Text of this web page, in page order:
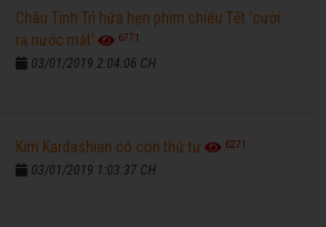
Châu Tinh Trì hứa hẹn phim chiếu Tết 'cười
ra nước mắt'
6771
03/01/2019 2:04:06 CH
Kim Kardashian có con thứ tư 6271
03/01/2019 1:03:37 CH